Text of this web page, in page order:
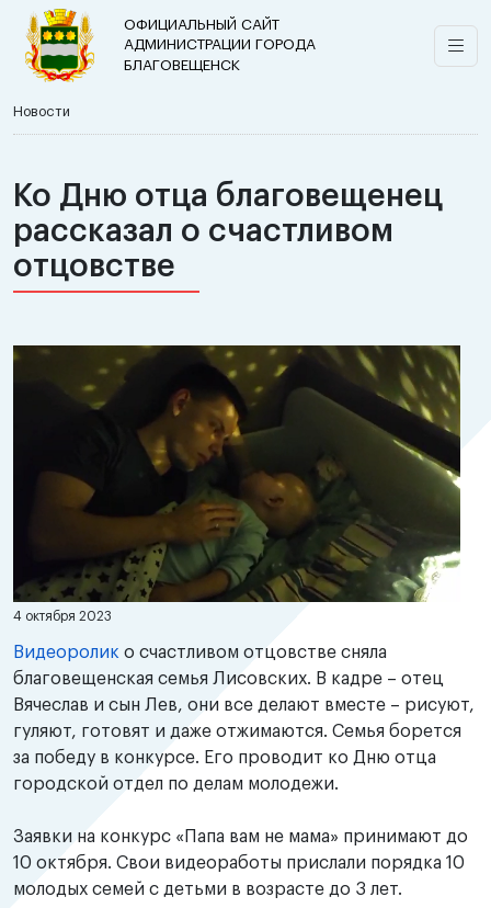
ОФИЦИАЛЬНЫЙ САЙТ
АДМИНИСТРАЦИИ ГОРОДА
БЛАГОВЕЩЕНСК
Новости
Ко Дню отца благовещенец
рассказал о счастливом
отцовстве
4 октября 2023
Видеоролик о счастливом отцовстве сняла
благовещенская семья Лисовских. В кадре – отец
Вячеслав и сын Лев, они все делают вместе – рисуют,
гуляют, готовят и даже отжимаются. Семья борется
за победу в конкурсе. Его проводит ко Дню отца
городской отдел по делам молодежи.
Заявки на конкурс «Папа вам не мама» принимают до
10 октября. Свои видеоработы прислали порядка 10
молодых семей с детьми в возрасте до 3 лет.